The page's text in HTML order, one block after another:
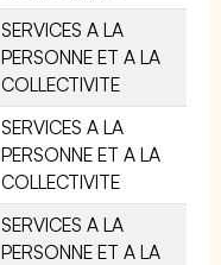
SERVICES A LA
PERSONNE ET A LA
COLLECTIVITE
SERVICES A LA
PERSONNE ET A LA
COLLECTIVITE
SERVICES A LA
PERSONNE ET A LA